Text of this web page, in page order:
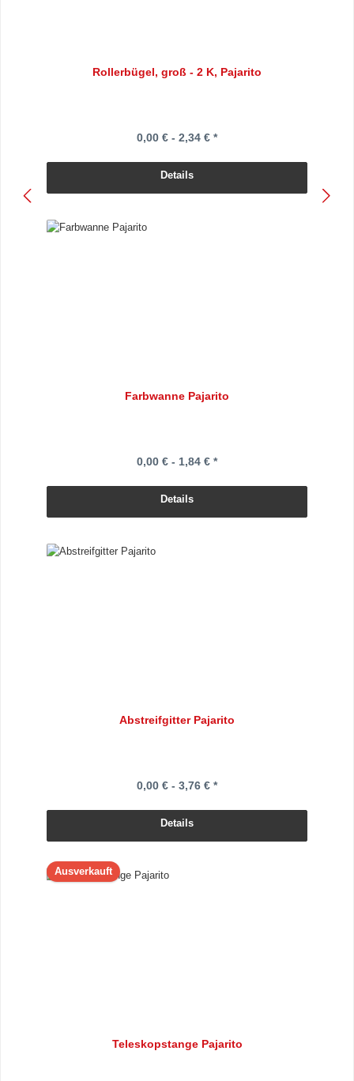
Rollerbügel, groß - 2 K, Pajarito
0,00 € - 2,34 € *
Details
Farbwanne Pajarito
0,00 € - 1,84 € *
Details
Abstreifgitter Pajarito
0,00 € - 3,76 € *
Details
Ausverkauft
Teleskopstange Pajarito